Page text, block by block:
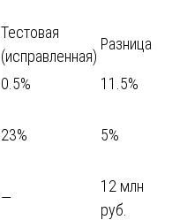
Тестовая
(исправленная)
Разница
0.5%
11.5%
23% 5%
—
12 млн
руб.